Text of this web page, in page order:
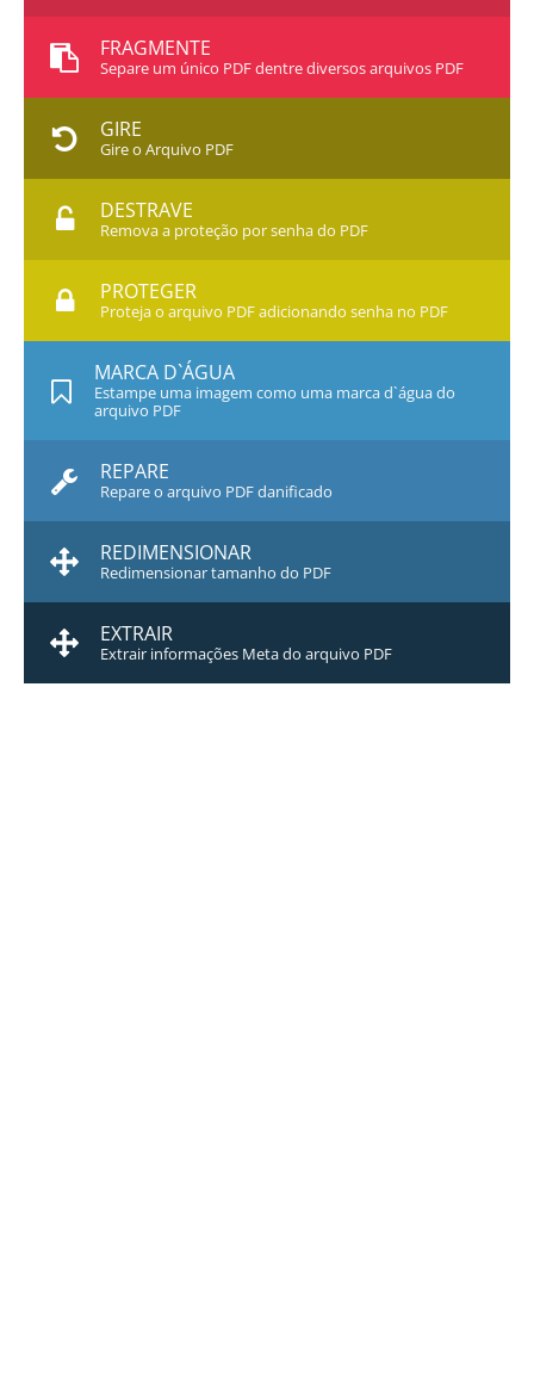
FRAGMENTE
Separe um único PDF dentre diversos arquivos PDF
GIRE
Gire o Arquivo PDF
DESTRAVE
Remova a proteção por senha do PDF
PROTEGER
Proteja o arquivo PDF adicionando senha no PDF
MARCA D`ÁGUA
Estampe uma imagem como uma marca d`água do
arquivo PDF
REPARE
Repare o arquivo PDF danificado
REDIMENSIONAR
Redimensionar tamanho do PDF
EXTRAIR
Extrair informações Meta do arquivo PDF